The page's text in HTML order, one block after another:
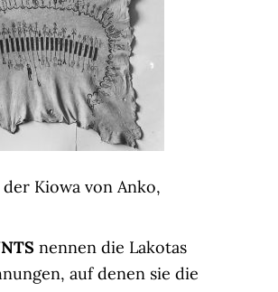
Kiowa von Anko,
nennen die Lakotas
auf denen sie die